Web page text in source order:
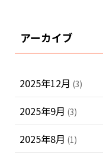
アーカイブ
2025年12月 (3)
2025年9月 (3)
2025年8月 (1)